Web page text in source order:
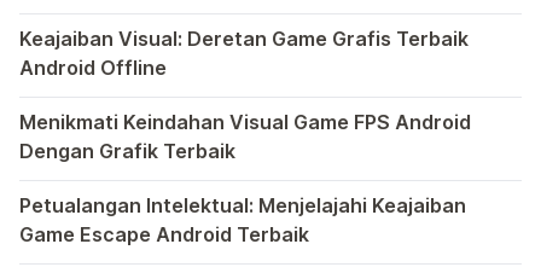
Dalam hiruk-pikuk dunia game Android, ada satu genre
Keajaiban Visual: Deretan Game Grafis Terbaik
Android Offline
Ponsel pintar telah mengubah cara kita bermain game,
Menikmati Keindahan Visual Game FPS Android
Dengan Grafik Terbaik
Semakin berkembangnya teknologi di era digital saat ini,
Petualangan Intelektual: Menjelajahi Keajaiban
Game Escape Android Terbaik
Dalam dunia game Android, genre escape telah mencuri